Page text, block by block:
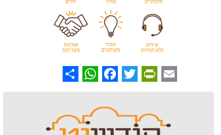
Email
PrintFriendly
Twitter
Facebook
WhatsApp
Share